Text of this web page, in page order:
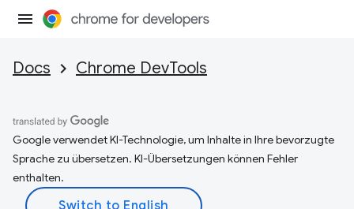
Docs Chrome DevTools
Google verwendet KI-Technologie, um Inhalte in Ihre bevorzugte
Sprache zu übersetzen. KI-Übersetzungen können Fehler
enthalten.